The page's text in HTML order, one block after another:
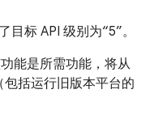
标 API 级别为“5”。
能是所需功能，将从
括运行旧版本平台的